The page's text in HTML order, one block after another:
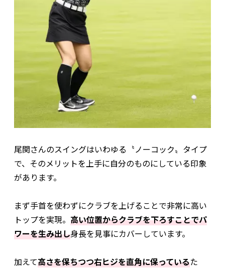
尾関さんのスイングはいわゆる〝ノーコック〟タイプ
で、そのメリットを上手に自分のものにしている印象
があります。
まず手首を使わずにクラブを上げることで非常に高い
トップを実現。 高い位置からクラブを下ろすことでパ
ワーを生み出し身長を見事にカバーしています。
加えて高さを保ちつつ右ヒジを直角に保っているた